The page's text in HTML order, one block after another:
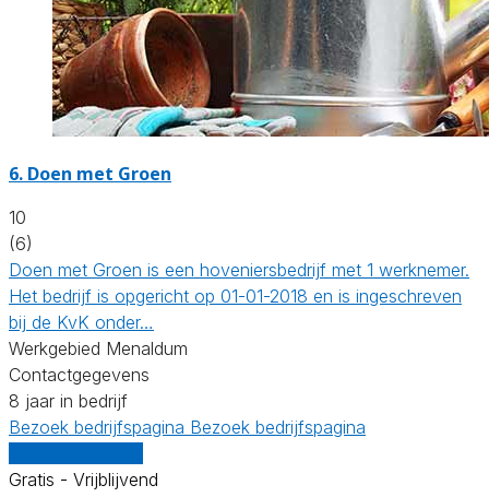
6. Doen met Groen
10
(6)
Doen met Groen is een hoveniersbedrijf met 1 werknemer.
Het bedrijf is opgericht op 01-01-2018 en is ingeschreven
bij de KvK onder…
Werkgebied Menaldum
Contactgegevens
8 jaar in bedrijf
Bezoek bedrijfspagina Bezoek bedrijfspagina
Gratis - Vrijblijvend